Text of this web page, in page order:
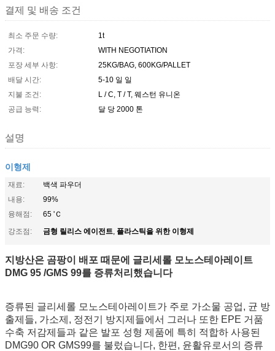
결제 및 배송 조건
최소 주문 수량:
1t
가격:
WITH NEGOTIATION
포장 세부 사항:
25KG/BAG, 600KG/PALLET
배달 시간:
5-10 일 일
지불 조건:
L / C, T / T, 웨스턴 유니온
공급 능력:
달 당 2000 톤
설명
이형제
재료:
백색 파우더
내용:
99%
융해점:
65 'Ｃ
강조점:
금형 릴리스 에이전트, 플라스틱을 위한 이형제
지방산은 곰팡이 배포 때문에 글리세롤 모노스테아레이트
DMG 95 /GMS 99를 증류처리했습니다
증류된 글리세롤 모노스테아레이트가 주로 가소물 공업, 균 방
출제들, 가소제, 정전기 방지제들에서 그러나 또한 EPE 거품
수축 저감제들과 같은 발포 성형 제품에 특히 적합하 사용된
DMG90 OR GMS99를 불렀습니다, 한편, 윤활유로서의 증류